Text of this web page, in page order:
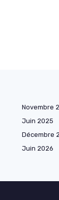
Novembre
Juin 2025
Décembre
Juin 2026